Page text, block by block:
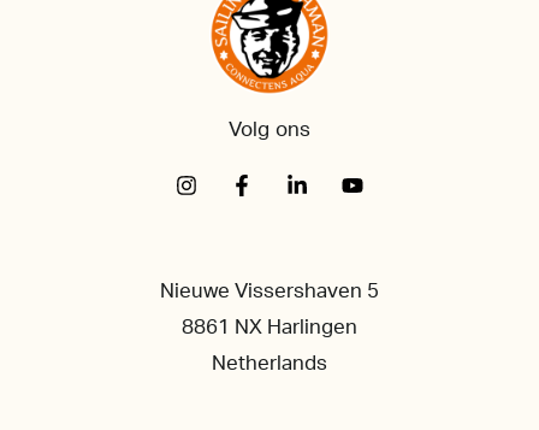
Volg ons
Nieuwe Vissershaven 5
8861 NX Harlingen
Netherlands